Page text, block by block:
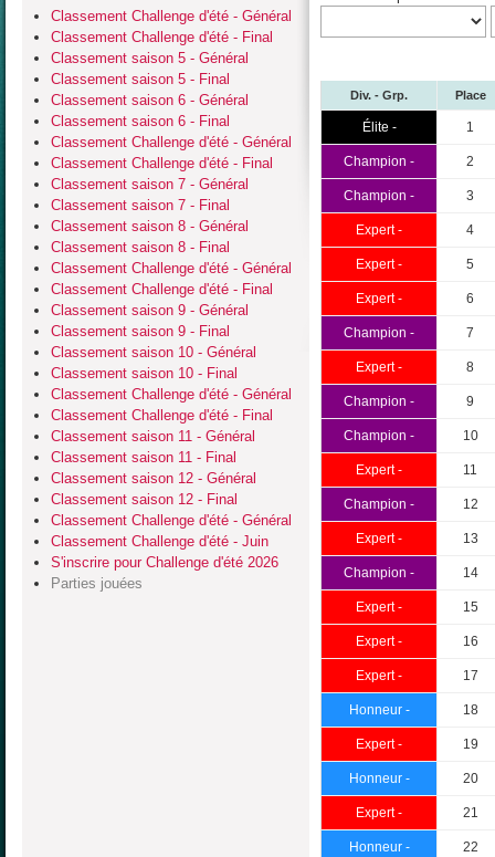
Classement Challenge d'été - Général
Classement Challenge d'été - Final
Classement saison 5 - Général
Classement saison 5 - Final
Classement saison 6 - Général
Classement saison 6 - Final
Classement Challenge d'été - Général
Classement Challenge d'été - Final
Classement saison 7 - Général
Classement saison 7 - Final
Classement saison 8 - Général
Classement saison 8 - Final
Classement Challenge d'été - Général
Classement Challenge d'été - Final
Classement saison 9 - Général
Classement saison 9 - Final
Classement saison 10 - Général
Classement saison 10 - Final
Classement Challenge d'été - Général
Classement Challenge d'été - Final
Classement saison 11 - Général
Classement saison 11 - Final
Classement saison 12 - Général
Classement saison 12 - Final
Classement Challenge d'été - Général
Classement Challenge d'été - Juin
S'inscrire pour Challenge d'été 2026
Parties jouées
Div. - Grp. Place
Élite - 1
Champion - 2
Champion - 3
Expert - 4
Expert - 5
Expert - 6
Champion - 7
Expert - 8
Champion - 9
Champion - 10
Expert - 11
Champion - 12
Expert - 13
Champion - 14
Expert - 15
Expert - 16
Expert - 17
Honneur - 18
Expert - 19
Honneur - 20
Expert - 21
Honneur - 22